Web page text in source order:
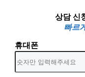
상담 신
빠르
휴대폰